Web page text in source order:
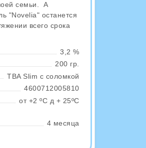
семьи. А
"Novelia" останется
всего срока
3,2 %
200 гр.
TBA Slim с соломкой
4600712005810
от +2 ºС д + 25ºС
4 месяца